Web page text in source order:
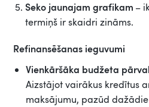
Seko jaunajam grafikam –
termiņš ir skaidri zināms.
Refinansēšanas ieguvumi
Vienkāršāka budžeta
Aizstājot vairākus kredītus
maksājumu, pazūd